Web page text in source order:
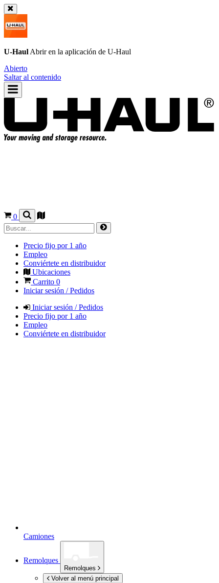
U-Haul Abrir en la aplicación de U-Haul
Abierto
Saltar al contenido
0
Precio fijo por 1 año
Empleo
Conviértete en distribuidor
Ubicaciones
Carrito 0
Iniciar sesión / Pedidos
Iniciar sesión / Pedidos
Precio fijo por 1 año
Empleo
Conviértete en distribuidor
Camiones
Remolques
Remolques
Volver al menú principal